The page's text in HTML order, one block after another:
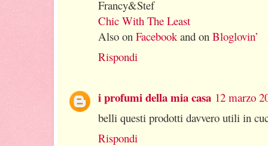
Francy&Stef
Chic With The Least
Also on Facebookand on Bloglovin’
Rispondi
i profumi della mia casa 12 marzo
belli questi prodotti davvero utili in
Rispondi